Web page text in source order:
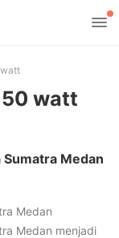
watt
Medan
Medan
Medan menjadi